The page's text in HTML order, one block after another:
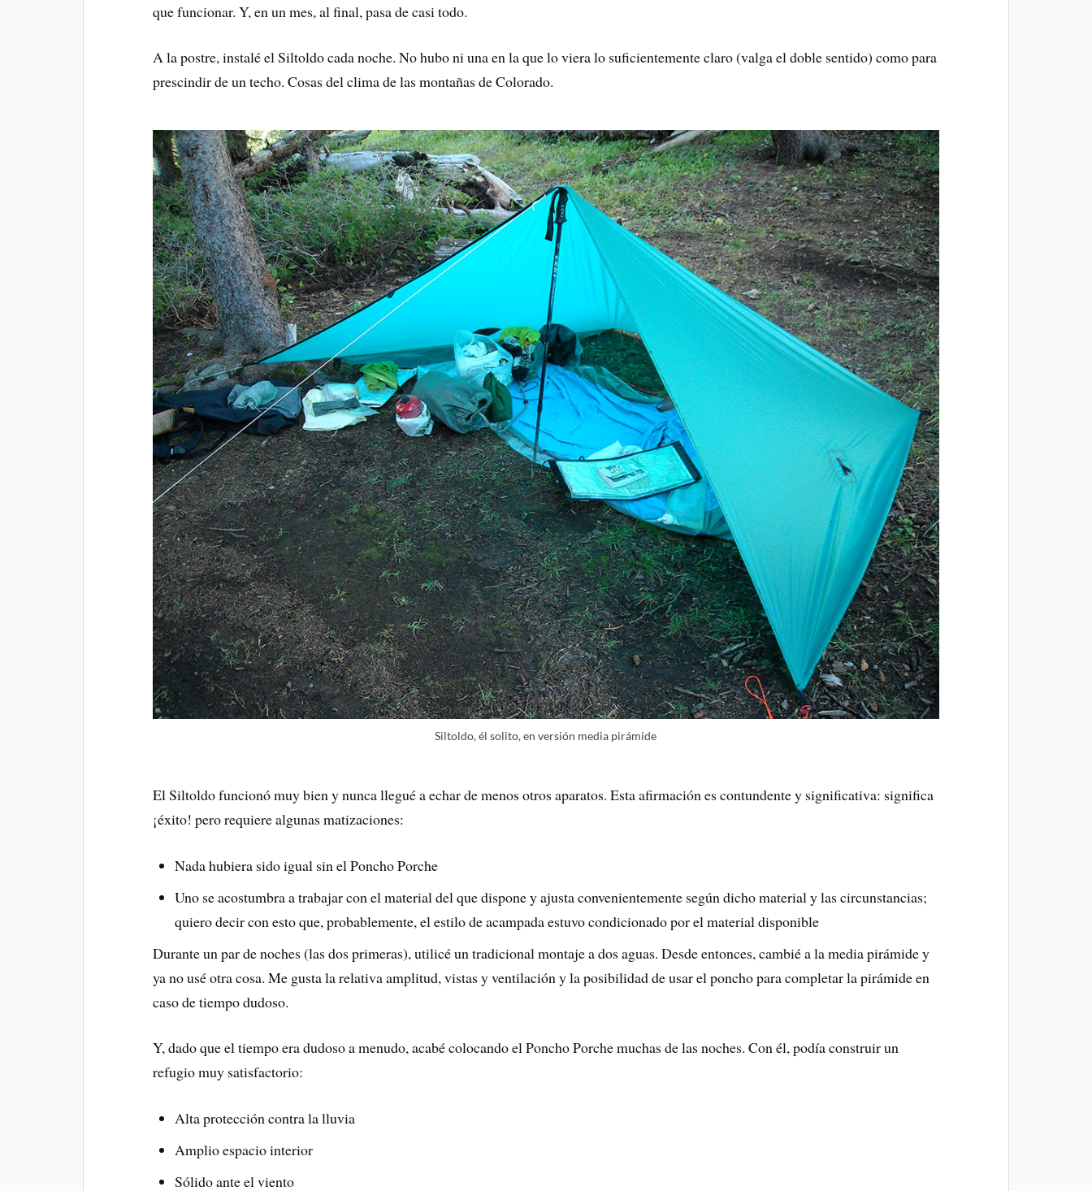
que funcionar. Y, en un mes, al final, pasa de casi todo.
A la postre, instalé el Siltoldo cada noche. No hubo ni una en la que lo viera lo suficientemente claro (valga el doble sentido) como para
prescindir de un techo. Cosas del clima de las montañas de Colorado.
Siltoldo, él solito, en versión media pirámide
El Siltoldo funcionó muy bien y nunca llegué a echar de menos otros aparatos. Esta afirmación es contundente y significativa: significa
¡éxito! pero requiere algunas matizaciones:
Nada hubiera sido igual sin el Poncho Porche
Uno se acostumbra a trabajar con el material del que dispone y ajusta convenientemente según dicho material y las circunstancias;
quiero decir con esto que, probablemente, el estilo de acampada estuvo condicionado por el material disponible
Durante un par de noches (las dos primeras), utilicé un tradicional montaje a dos aguas. Desde entonces, cambié a la media pirámide y
ya no usé otra cosa. Me gusta la relativa amplitud, vistas y ventilación y la posibilidad de usar el poncho para completar la pirámide en
caso de tiempo dudoso.
Y, dado que el tiempo era dudoso a menudo, acabé colocando el Poncho Porche muchas de las noches. Con él, podía construir un
refugio muy satisfactorio:
Alta protección contra la lluvia
Amplio espacio interior
Sólido ante el viento